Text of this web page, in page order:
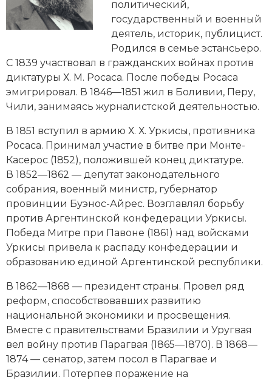
Генеалогия, геральдика
Государство и право
Европа
Империи
Историческая география и топонимика
История материальной и духовной культуры
История международных отношений
История, философия, теория и методология
исторического знания
Итория международных отношений
Латинская Америка
Новая история
Новейшая история
Нумизматика
Образование
политический,
государственный и военный
деятель, историк, публицист.
Родился в семье эстансьеро.
С 1839 участвовал в гражданских войнах против
диктатуры Х. М. Росаса. После победы Росаса
эмигрировал. В 1846—1851 жил в Боливии, Перу,
Чили, занимаясь журналистской деятельностью.
В 1851 вступил в армию Х. Х. Уркисы, противника
Росаса. Принимал участие в битве при Монте-
Касерос (1852), положившей конец диктатуре.
В 1852—1862 — депутат законодательного
собрания, военный министр, губернатор
провинции Буэнос-Айрес. Возглавлял борьбу
против Аргентинской конфедерации Уркисы.
Победа Митре при Павоне (1861) над войсками
Уркисы привела к распаду конфедерации и
образованию единой Аргентинской республики.
В 1862—1868 — президент страны. Провел ряд
реформ, способствовавших развитию
национальной экономики и просвещения.
Вместе с правительствами Бразилии и Уругвая
вел войну против Парагвая (1865—1870). В 1868—
1874 — сенатор, затем посол в Парагвае и
Бразилии. Потерпев поражение на